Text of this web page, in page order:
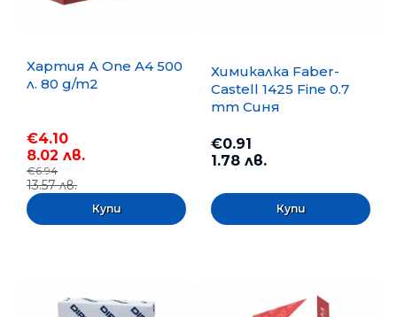
Хартия A One A4 500
л. 80 g/m2
€4.10
8.02 лв.
€6.94
13.57 лв.
Химикалка Faber-
Castell 1425 Fine 0.7
mm Синя
€0.91
1.78 лв.